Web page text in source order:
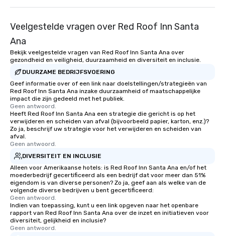
Veelgestelde vragen over Red Roof Inn Santa
Ana
Bekijk veelgestelde vragen van Red Roof Inn Santa Ana over
gezondheid en veiligheid, duurzaamheid en diversiteit en inclusie.
DUURZAME BEDRIJFSVOERING
Geef informatie over of een link naar doelstellingen/strategieën van
Red Roof Inn Santa Ana inzake duurzaamheid of maatschappelijke
impact die zijn gedeeld met het publiek.
Geen antwoord.
Heeft Red Roof Inn Santa Ana een strategie die gericht is op het
verwijderen en scheiden van afval (bijvoorbeeld papier, karton, enz.)?
Zo ja, beschrijf uw strategie voor het verwijderen en scheiden van
afval.
Geen antwoord.
DIVERSITEIT EN INCLUSIE
Alleen voor Amerikaanse hotels: is Red Roof Inn Santa Ana en/of het
moederbedrijf gecertificeerd als een bedrijf dat voor meer dan 51%
eigendom is van diverse personen? Zo ja, geef aan als welke van de
volgende diverse bedrijven u bent gecertificeerd:
Geen antwoord.
Indien van toepassing, kunt u een link opgeven naar het openbare
rapport van Red Roof Inn Santa Ana over de inzet en initiatieven voor
diversiteit, gelijkheid en inclusie?
Geen antwoord.